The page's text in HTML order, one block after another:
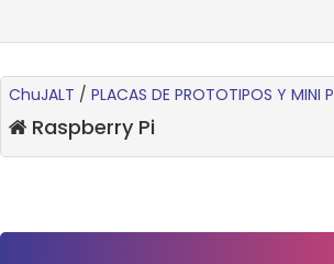
ChuJALT / PLACAS DE PROTOTIPOS Y MINI
Raspberry Pi